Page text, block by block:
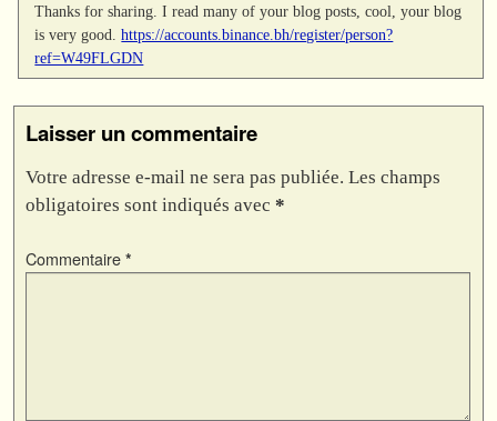
Thanks for sharing. I read many of your blog posts, cool, your blog
is very good.https://accounts.binance.bh/register/person?
ref=W49FLGDN
Laisser un commentaire
Votre adresse e-mail ne sera pas publiée. Les champs
obligatoires sont indiqués avec *
Commentaire *